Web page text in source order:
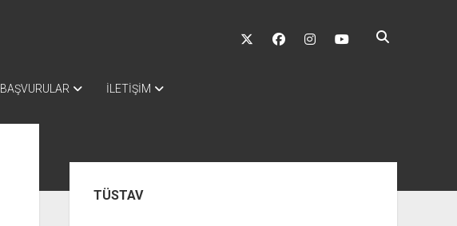
twitter facebookinstagramyoutube
BAŞVURULAR İLETİŞİM
MenüTÜSTAV